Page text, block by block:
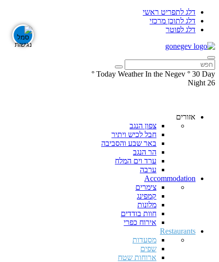
דלג לתפריט ראשי
דלג לתוכן מרכזי
דלג לפוטר
Today Weather In the Negev ° 30 Day
°
26
Night
Facebook
Instagramאזורים
צפון הנגב
חבל לכיש ויתיר
באר שבע והסביבה
הר הנגב
ערד וים המלח
ערבה
Accommodation
צימרים
קמפינג
מלונות
חוות בודדים
אירוח כפרי
Restaurants
מסעדות
שפים
ארוחות שטח